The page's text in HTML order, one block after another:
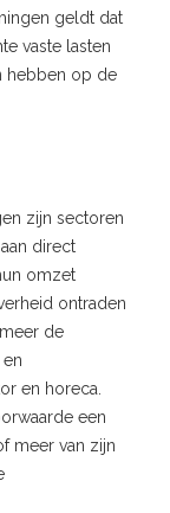
geldt dat
vaste lasten
hebben op de
zijn sectoren
direct
omzet
ontraden
de
en horeca.
een
meer van zijn